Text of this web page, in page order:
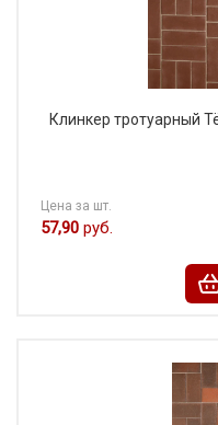
Клинкер тротуарный
Цена за шт.
57,90 руб.